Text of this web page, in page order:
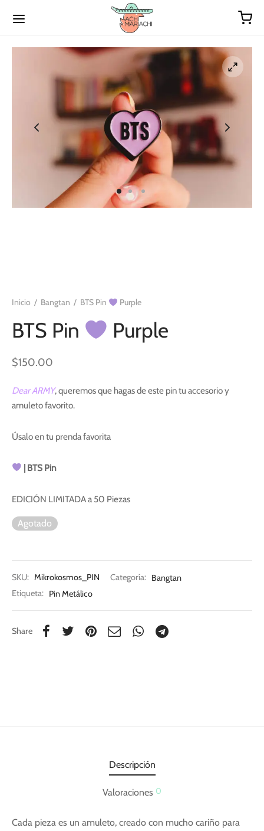
Inicio / Bangtan / BTS Pin Purple
BTS Pin Purple
$150.00
Dear ARMY, queremos que hagas de este pin tu accesorio y
amuleto favorito.
Úsalo en tu prenda favorita
| BTS Pin
EDICIÓN LIMITADA a 50 Piezas
Agotado
SKU: Mikrokosmos_PIN Categoría: Bangtan
Etiqueta: Pin Metálico
Share
Descripción
Valoraciones 0
Cada pieza es un amuleto, creado con mucho cariño para